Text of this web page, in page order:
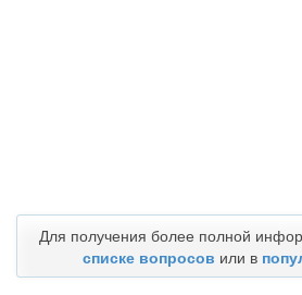
Для получения более полной
списке вопросов или в